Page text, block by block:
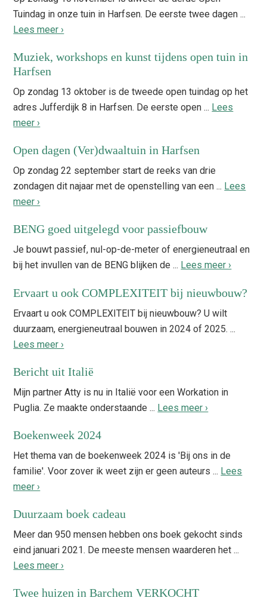
Tuindag in onze tuin in Harfsen. De eerste twee dagen ...
Lees meer ›
Muziek, workshops en kunst tijdens open tuin in
Harfsen
Op zondag 13 oktober is de tweede open tuindag op het
adres Jufferdijk 8 in Harfsen. De eerste open ... Lees
meer ›
Open dagen (Ver)dwaaltuin in Harfsen
Op zondag 22 september start de reeks van drie
zondagen dit najaar met de openstelling van een ... Lees
meer ›
BENG goed uitgelegd voor passiefbouw
Je bouwt passief, nul-op-de-meter of energieneutraal en
bij het invullen van de BENG blijken de ... Lees meer ›
Ervaart u ook COMPLEXITEIT bij nieuwbouw?
Ervaart u ook COMPLEXITEIT bij nieuwbouw? U wilt
duurzaam, energieneutraal bouwen in 2024 of 2025. ...
Lees meer ›
Bericht uit Italië
Mijn partner Atty is nu in Italië voor een Workation in
Puglia. Ze maakte onderstaande ... Lees meer ›
Boekenweek 2024
Het thema van de boekenweek 2024 is 'Bij ons in de
familie'. Voor zover ik weet zijn er geen auteurs ... Lees
meer ›
Duurzaam boek cadeau
Meer dan 950 mensen hebben ons boek gekocht sinds
eind januari 2021. De meeste mensen waarderen het ...
Lees meer ›
Twee huizen in Barchem VERKOCHT